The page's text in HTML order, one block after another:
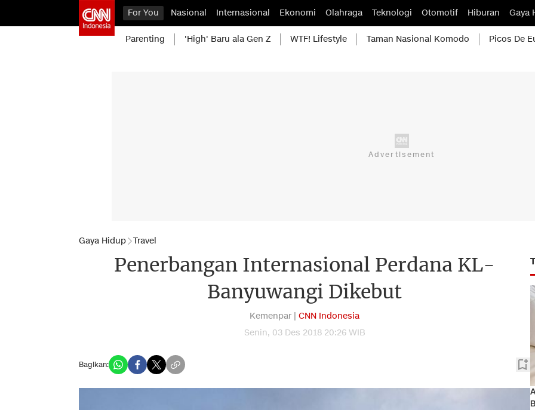
For You Nasional Internasional Ekonomi Olahraga Teknologi Otomotif Hiburan Gaya
Parenting 'High' Baru ala Gen Z WTF! Lifestyle Taman Nasional Komodo Picos De
Gaya Hidup Travel
Penerbangan Internasional Perdana KL-
Banyuwangi Dikebut
Kemenpar | CNN Indonesia
Senin, 03 Des 2018 20:26 WIB
Bagikan: